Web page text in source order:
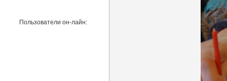
Пользователи он-лайн: